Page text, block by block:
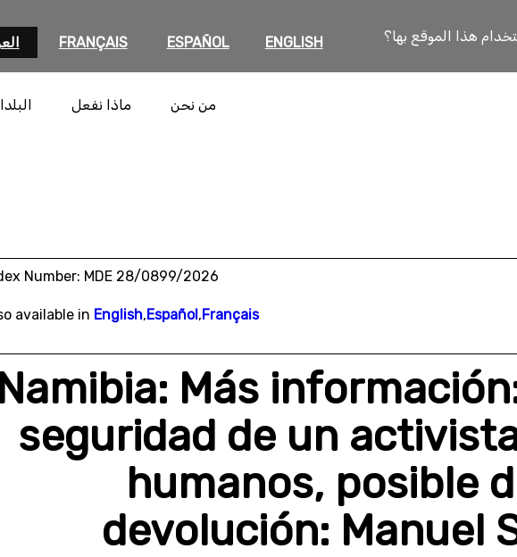
هذا الموقع بها؟ ENGLISH
ESPAÑOL
FRANÇAIS
من نحن ماذا نفعل
Number: MDE 28/0899/2026
available in English,Español,Français
Namibia: Más
seguridad de un
humanos, posible
devolución: Manuel